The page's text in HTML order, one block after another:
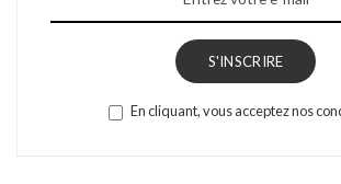
S'INSCRIRE
En cliquant, vous acceptez nos